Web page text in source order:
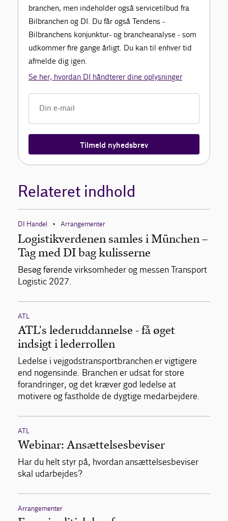
branchen, men indeholder også servicetilbud fra
Bilbranchen og DI. Du får også Tendens -
Bilbranchens konjunktur- og brancheanalyse - som
udkommer fire gange årligt. Du kan til enhver tid
afmelde dig igen.
Se her, hvordan DI håndterer dine oplysninger
Tilmeld nyhedsbrev
Relateret indhold
DI Handel • Arrangementer
Logistikverdenen samles i München –
Tag med DI bag kulisserne
Besøg førende virksomheder og messen Transport
Logistic 2027.
ATL
ATL's lederuddannelse - få øget
indsigt i lederrollen
Ledelse i vejgodstransportbranchen er vigtigere
end nogensinde. Branchen er udsat for store
forandringer, og det kræver god ledelse at
motivere og fastholde de dygtige medarbejdere.
ATL
Webinar: Ansættelsesbeviser
Har du helt styr på, hvordan ansættelsesbeviser
skal udarbejdes?
Arrangementer